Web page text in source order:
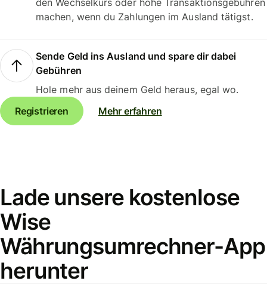
den Wechselkurs oder hohe Transaktionsgebühren
machen, wenn du Zahlungen im Ausland tätigst.
Sende Geld ins Ausland und spare dir dabei
Gebühren
Hole mehr aus deinem Geld heraus, egal wo.
Registrieren
Mehr erfahren
Lade unsere kostenlose
Wise
Währungsumrechner-App
herunter